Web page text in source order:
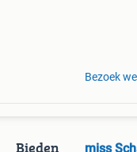
Bezoek
Bieden miss